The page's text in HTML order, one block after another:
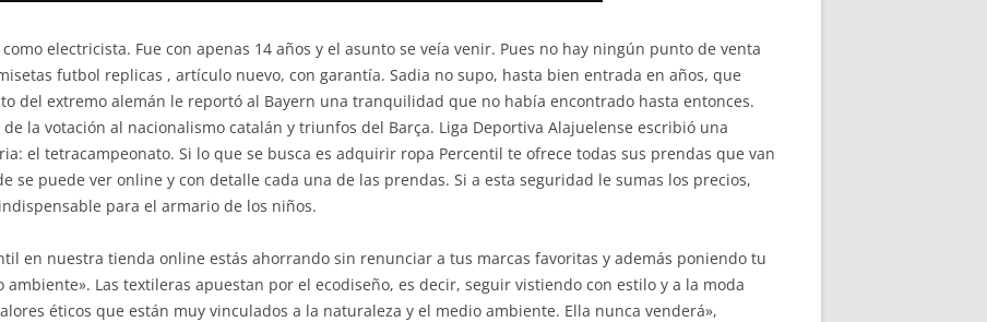
electricista. Fue con apenas 14 años y el asunto se veía venir. Pues no hay ningún punto de venta
futbol replicas , artículo nuevo, con garantía. Sadia no supo, hasta bien entrada en años, que
del extremo alemán le reportó al Bayern una tranquilidad que no había encontrado hasta entonces.
la votación al nacionalismo catalán y triunfos del Barça. Liga Deportiva Alajuelense escribió una
el tetracampeonato. Si lo que se busca es adquirir ropa Percentil te ofrece todas sus prendas que van
se puede ver online y con detalle cada una de las prendas. Si a esta seguridad le sumas los precios,
para el armario de los niños.
en nuestra tienda online estás ahorrando sin renunciar a tus marcas favoritas y además poniendo tu
Las textileras apuestan por el ecodiseño, es decir, seguir vistiendo con estilo y a la moda
éticos que están muy vinculados a la naturaleza y el medio ambiente. Ella nunca venderá»,